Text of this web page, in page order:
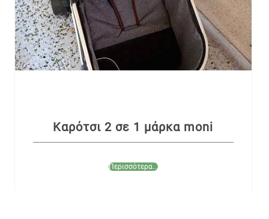
Καρότσι 2 σε 1 μάρκα moni
Περισσότερα...